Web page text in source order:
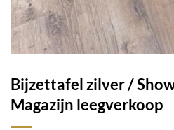
Bijzettafel zilver /
Magazijn leegverkoop